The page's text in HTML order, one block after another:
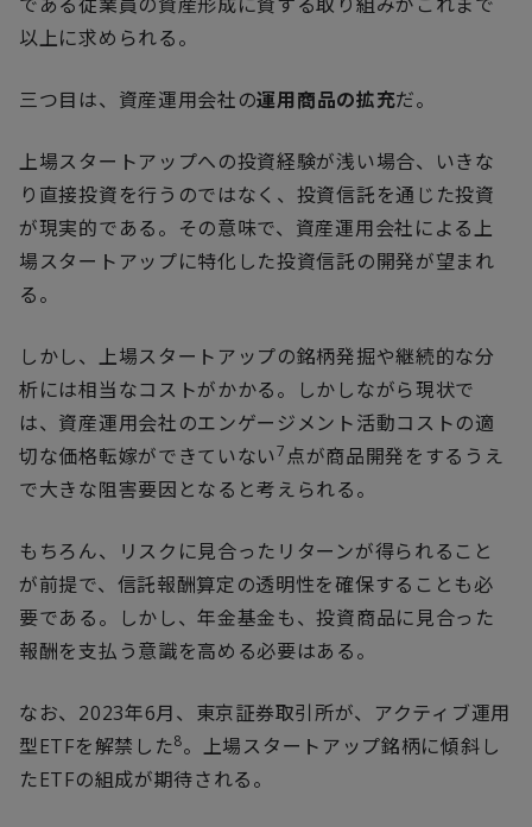
以上に求められる。
三つ目は、資産運用会社の運用商品の拡充だ。
上場スタートアップへの投資経験が浅い場合、いきな
り直接投資を行うのではなく、投資信託を通じた投資
が現実的である。その意味で、資産運用会社による上
場スタートアップに特化した投資信託の開発が望まれ
る。
しかし、上場スタートアップの銘柄発掘や継続的な分
析には相当なコストがかかる。しかしながら現状で
は、資産運用会社のエンゲージメント活動コストの適
切な価格転嫁ができていない7点が商品開発をするうえ
で大きな阻害要因となると考えられる。
もちろん、リスクに見合ったリターンが得られること
が前提で、信託報酬算定の透明性を確保することも必
要である。しかし、年金基金も、投資商品に見合った
報酬を支払う意識を高める必要はある。
なお、 2023年6月、東京証券取引所が、アクティブ運用
型ETFを解禁した8。上場スタートアップ銘柄に傾斜し
たETFの組成が期待される。